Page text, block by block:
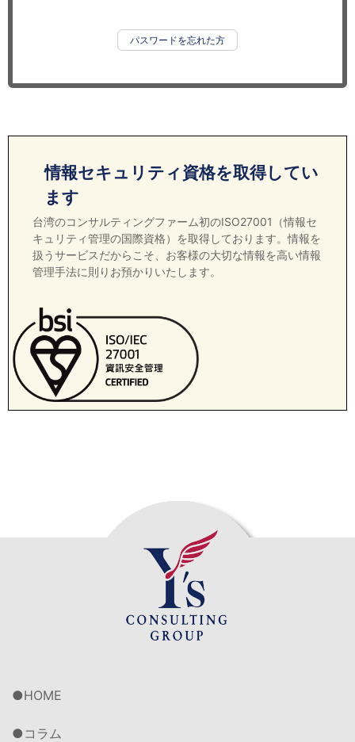
パスワードを忘れた方
情報セキュリティ資格を取得してい
ます
台湾のコンサルティングファーム初のISO27001（情報セ
キュリティ管理の国際資格）を取得しております。情報を
扱うサービスだからこそ、お客様の大切な情報を高い情報
管理手法に則りお預かりいたします。
HOME
コラム